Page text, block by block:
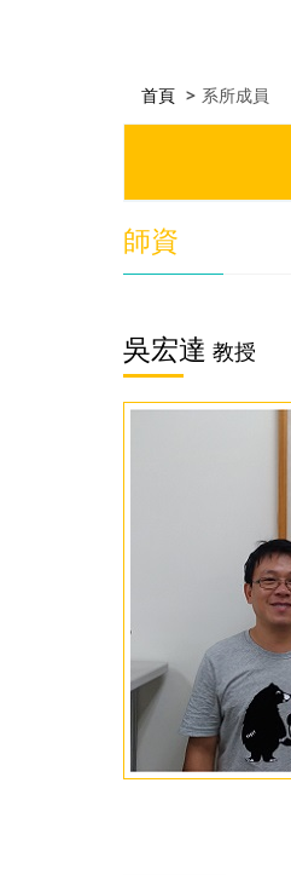
首頁 系所成員
師資
吳宏達 教授